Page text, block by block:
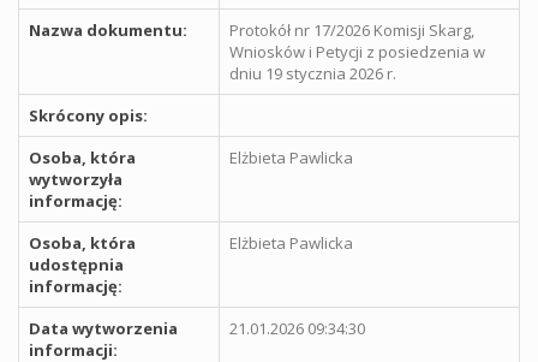
Nazwa dokumentu:
Protokół nr 17/2026 Komisji Skarg,
Wniosków i Petycji z posiedzenia w
dniu 19 stycznia 2026 r.
Skrócony opis:
Osoba, która
wytworzyła
informację:
Elżbieta Pawlicka
Osoba, która
udostępnia
informację:
Elżbieta Pawlicka
Data wytworzenia
informacji:
21.01.2026 09:34:30